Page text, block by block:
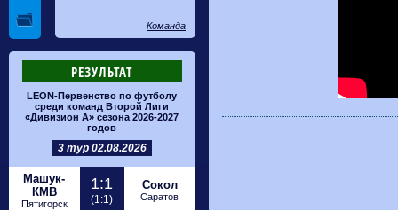
Команда
РЕЗУЛЬТАТ
LEON-Первенство по футболу
среди команд Второй Лиги
«Дивизион А» сезона 2026-2027
годов
3 тур 02.08.2026
Машук-
КМВ
Пятигорск
1:1
(1:1)
Сокол
Саратов